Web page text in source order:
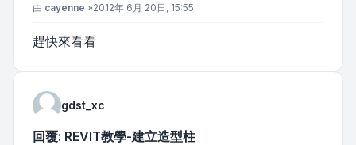
文章
由 cayenne »2012年 6月 20日, 15:55
趕快來看看
gdst_xc
回覆: REVIT教學-建立造型柱